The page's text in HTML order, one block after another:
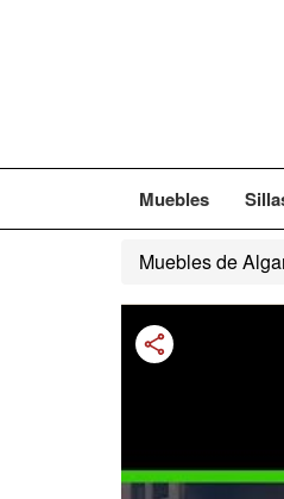
Muebles
Muebles de